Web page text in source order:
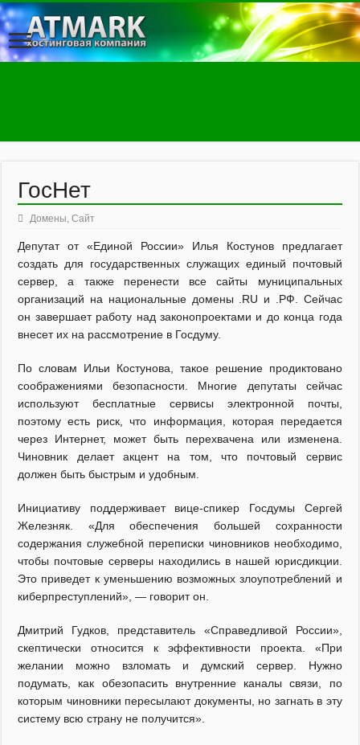
ГосНет
Домены,Сайт
Депутат от «Единой России» Илья Костунов предлагает
создать для государственных служащих единый почтовый
сервер, а также перенести все сайты муниципальных
организаций на национальные домены .RU и .РФ. Сейчас
он завершает работу над законопроектами и до конца года
внесет их на рассмотрение в Госдуму.
По словам Ильи Костунова, такое решение продиктовано
соображениями безопасности. Многие депутаты сейчас
используют бесплатные сервисы электронной почты,
поэтому есть риск, что информация, которая передается
через Интернет, может быть перехвачена или изменена.
Чиновник делает акцент на том, что почтовый сервис
должен быть быстрым и удобным.
Инициативу поддерживает вице-спикер Госдумы Сергей
Железняк. «Для обеспечения большей сохранности
содержания служебной переписки чиновников необходимо,
чтобы почтовые серверы находились в нашей юрисдикции.
Это приведет к уменьшению возможных злоупотреблений и
киберпреступлений», — говорит он.
Дмитрий Гудков, представитель «Справедливой России»,
скептически относится к эффективности проекта. «При
желании можно взломать и думский сервер. Нужно
подумать, как обезопасить внутренние каналы связи, по
которым чиновники пересылают документы, но загнать в эту
систему всю страну не получится».